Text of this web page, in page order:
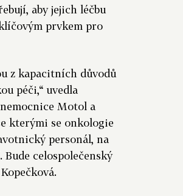
aby jejich léčbu
prvkem pro
z kapacitních důvodů
péči,“ uvedla
Motol a
kterými se onkologie
personál, na
celospolečenský